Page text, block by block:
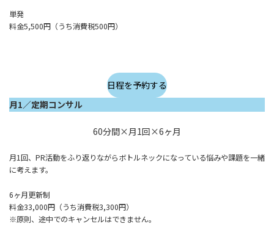
単発
料金5,500円（うち消費税500円）
日程を予約する
月1／定期コンサル
60分間×月1回×6ヶ月
月1回、PR活動をふり返りながらボトルネックになっている悩みや課題を一緒
に考えます。
6ヶ月更新制
料金33,000円（うち消費税3,300円）
※原則、途中でのキャンセルはできません。